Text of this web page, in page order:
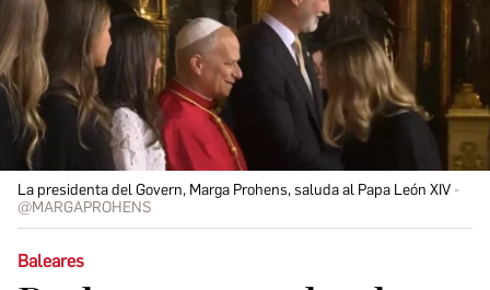
La presidenta del Govern, Marga Prohens, saluda al Papa León XIV
@MARGAPROHENS
Baleares